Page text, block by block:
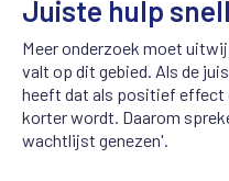
Juiste hulp
Meer onderzoek moet
valt op dit gebied. Als de
heeft dat als positief effect
korter wordt. Daarom
wachtlijst genezen'.